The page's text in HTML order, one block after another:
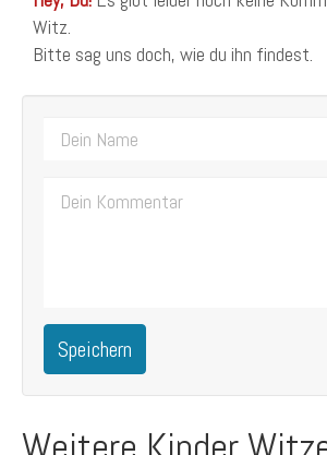
Witz.
Bitte sag uns doch, wie du ihn findest.
Speichern